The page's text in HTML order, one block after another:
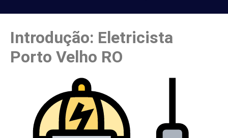
Introdução: Eletricista
Porto Velho RO